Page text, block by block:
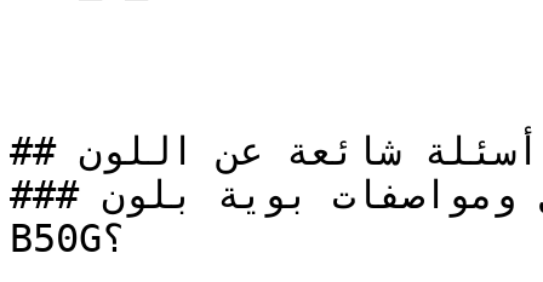
## أسئلة شائعة عن اللون
### ما هي تفاصيل ومواصفات بوية بلون NCS S 7020-
B50G؟